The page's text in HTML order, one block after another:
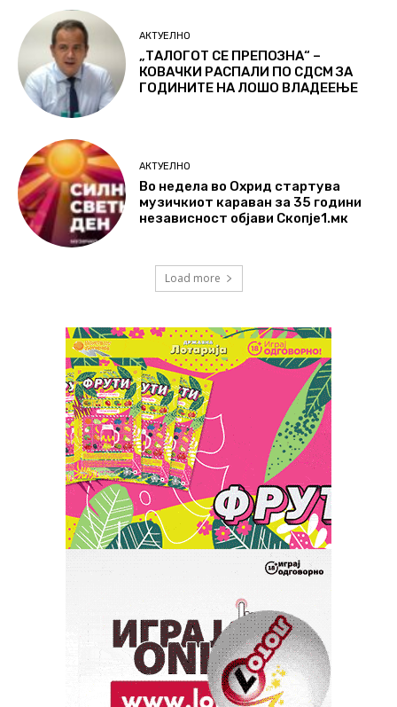
АКТУЕЛНО
„ТАЛОГОТ СЕ ПРЕПОЗНА“ –
КОВАЧКИ РАСПАЛИ ПО СДСМ ЗА
ГОДИНИТЕ НА ЛОШО ВЛАДЕЕЊЕ
АКТУЕЛНО
Во недела во Охрид стартува
музичкиот караван за 35 години
независност објави Скопје1.мк
Load more